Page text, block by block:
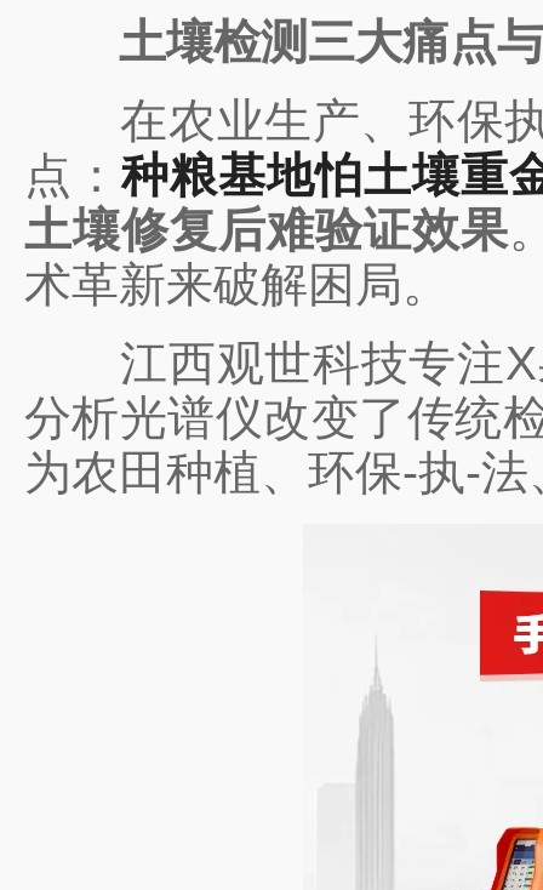
土壤检测三大痛点与
在农业生产、环保
点：种粮基地怕土壤重
土壤修复后难验证效果
术革新来破解困局。
江西观世科技专注X
分析光谱仪改变了传统
为农田种植、环保-执-